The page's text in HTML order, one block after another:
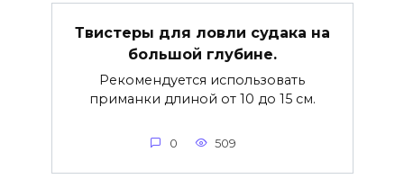
Твистеры для ловли судака на
большой глубине.
Рекомендуется использовать
приманки длиной от 10 до 15 см.
0 509